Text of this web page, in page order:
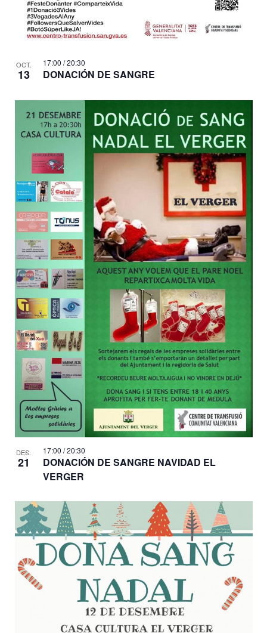
OCT.
13 DONACIÓN DE SANGRE
17:00 / 20:30
DES.
21
DONACIÓN DE SANGRE NAVIDAD EL
VERGER
17:00 / 20:30